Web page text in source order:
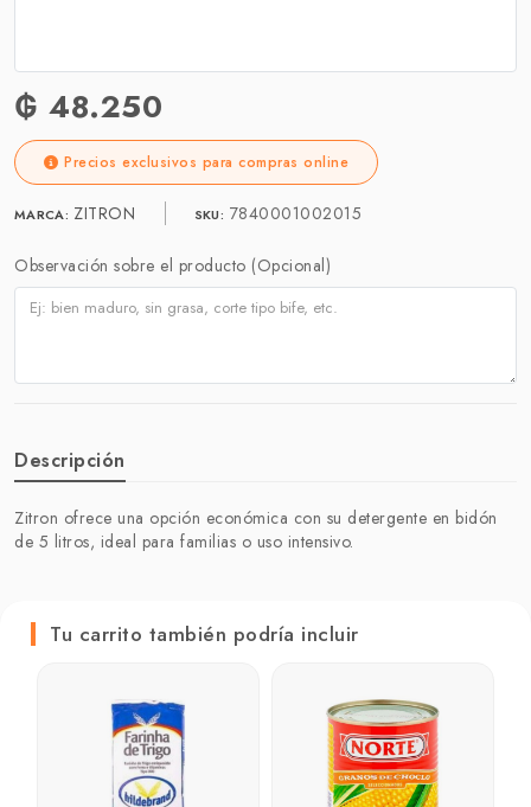
₲ 48.250
Precios exclusivos para compras online
MARCA: ZITRON SKU: 7840001002015
Observación sobre el producto (Opcional)
Descripción
Zitron ofrece una opción económica con su detergente en bidón
de 5 litros, ideal para familias o uso intensivo.
Tu carrito también podría incluir